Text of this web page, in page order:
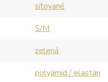
síťované
S/M
zelená
polyamid / elastan